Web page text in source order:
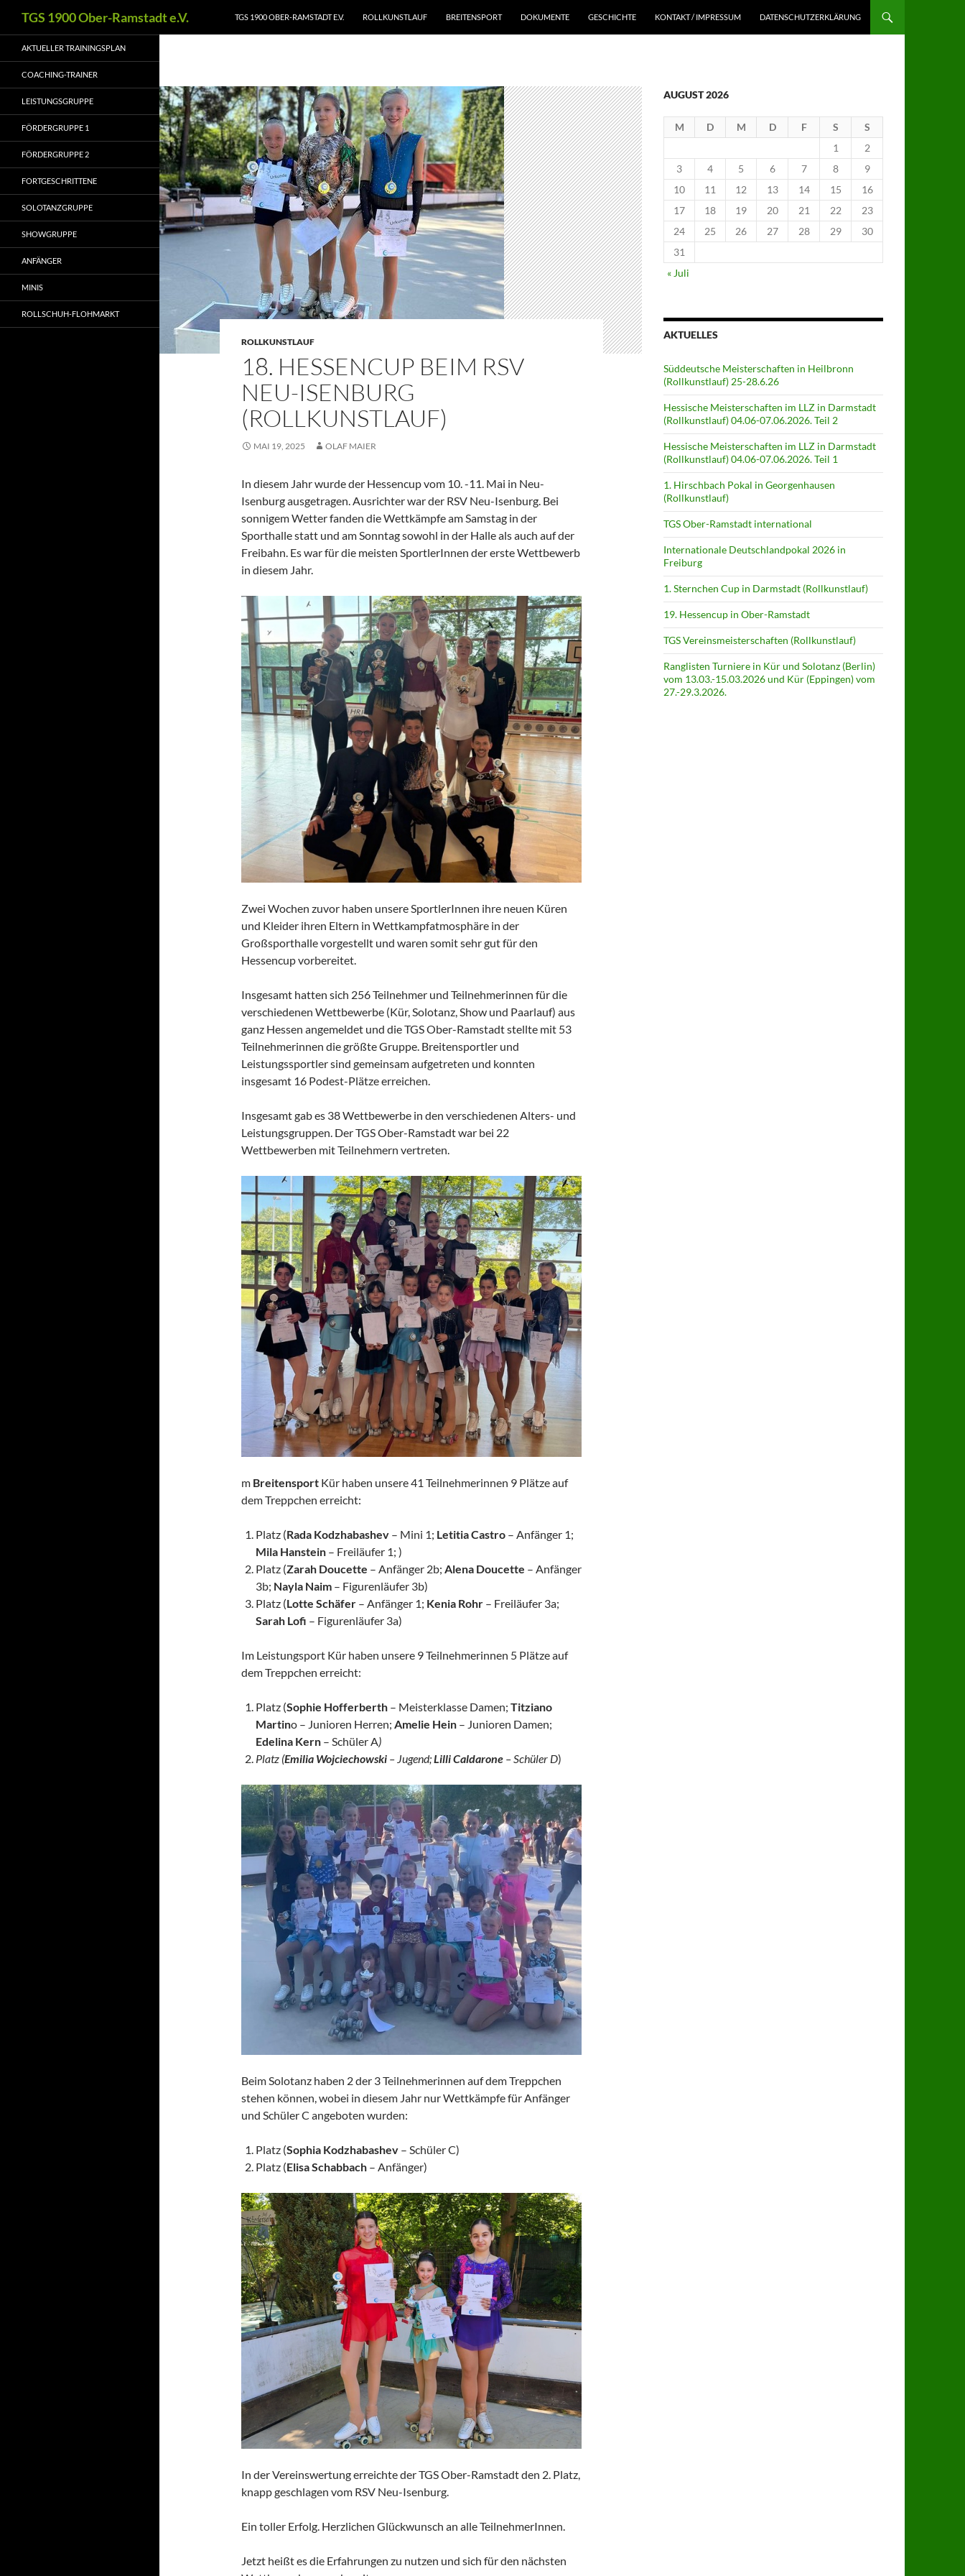
Inhalt
springen
TGS 1900 Ober-Ramstadt e.V. TGS 1900 OBER-RAMSTADT E.V. ROLLKUNSTLAUF BREITENSPORT DOKUMENTE GESCHICHTE KONTAKT / IMPRESSUM DATENSCHUTZERKLÄRUNG
ROLLKUNSTLAUF
18. HESSENCUP BEIM RSV
NEU-ISENBURG
(ROLLKUNSTLAUF)
MAI 19, 2025 OLAF MAIER
In diesem Jahr wurde der Hessencup vom 10. -11. Mai in Neu-
Isenburg ausgetragen. Ausrichter war der RSV Neu-Isenburg. Bei
sonnigem Wetter fanden die Wettkämpfe am Samstag in der
Sporthalle statt und am Sonntag sowohl in der Halle als auch auf der
Freibahn. Es war für die meisten SportlerInnen der erste Wettbewerb
in diesem Jahr.
Zwei Wochen zuvor haben unsere SportlerInnen ihre neuen Küren
und Kleider ihren Eltern in Wettkampfatmosphäre in der
Großsporthalle vorgestellt und waren somit sehr gut für den
Hessencup vorbereitet.
Insgesamt hatten sich 256 Teilnehmer und Teilnehmerinnen für die
verschiedenen Wettbewerbe (Kür, Solotanz, Show und Paarlauf) aus
ganz Hessen angemeldet und die TGS Ober-Ramstadt stellte mit 53
Teilnehmerinnen die größte Gruppe. Breitensportler und
Leistungssportler sind gemeinsam aufgetreten und konnten
insgesamt 16 Podest-Plätze erreichen.
Insgesamt gab es 38 Wettbewerbe in den verschiedenen Alters- und
Leistungsgruppen. Der TGS Ober-Ramstadt war bei 22
Wettbewerben mit Teilnehmern vertreten.
m Breitensport Kür haben unsere 41 Teilnehmerinnen 9 Plätze auf
dem Treppchen erreicht:
Platz (Rada Kodzhabashev – Mini 1; Letitia Castro – Anfänger 1;
Mila Hanstein – Freiläufer 1; )
Platz (Zarah Doucette – Anfänger 2b; Alena Doucette – Anfänger
3b; Nayla Naim – Figurenläufer 3b)
Platz (Lotte Schäfer – Anfänger 1; Kenia Rohr – Freiläufer 3a;
Sarah Lofi – Figurenläufer 3a)
Im Leistungsport Kür haben unsere 9 Teilnehmerinnen 5 Plätze auf
dem Treppchen erreicht:
Platz (Sophie Hofferberth – Meisterklasse Damen; Titziano
Martino – Junioren Herren; Amelie Hein – Junioren Damen;
Edelina Kern – Schüler A)
Platz (Emilia Wojciechowski – Jugend;Lilli Caldarone – Schüler D)
Beim Solotanz haben 2 der 3 Teilnehmerinnen auf dem Treppchen
stehen können, wobei in diesem Jahr nur Wettkämpfe für Anfänger
und Schüler C angeboten wurden:
Platz (Sophia Kodzhabashev – Schüler C)
Platz (Elisa Schabbach – Anfänger)
In der Vereinswertung erreichte der TGS Ober-Ramstadt den 2. Platz,
knapp geschlagen vom RSV Neu-Isenburg.
Ein toller Erfolg. Herzlichen Glückwunsch an alle TeilnehmerInnen.
Jetzt heißt es die Erfahrungen zu nutzen und sich für den nächsten
AUGUST 2026
M D M D F S
S
1
2
3
4 5 6 7 8
9
10
11 12 13 14 15
16
17
18 19 20 21 22
23
24
25 26 27 28 29
30
31
« Juli
AKTUELLES
Süddeutsche Meisterschaften in Heilbronn
(Rollkunstlauf) 25-28.6.26
Hessische Meisterschaften im LLZ in Darmstadt
(Rollkunstlauf) 04.06-07.06.2026. Teil 2
Hessische Meisterschaften im LLZ in Darmstadt
(Rollkunstlauf) 04.06-07.06.2026. Teil 1
1. Hirschbach Pokal in Georgenhausen
(Rollkunstlauf)
TGS Ober-Ramstadt international
Internationale Deutschlandpokal 2026 in
Freiburg
1. Sternchen Cup in Darmstadt (Rollkunstlauf)
19. Hessencup in Ober-Ramstadt
TGS Vereinsmeisterschaften (Rollkunstlauf)
Ranglisten Turniere in Kür und Solotanz (Berlin)
vom 13.03.-15.03.2026 und Kür (Eppingen) vom
27.-29.3.2026.
AKTUELLER TRAININGSPLAN
COACHING-TRAINER
LEISTUNGSGRUPPE
FÖRDERGRUPPE 1
FÖRDERGRUPPE 2
FORTGESCHRITTENE
SOLOTANZGRUPPE
SHOWGRUPPE
ANFÄNGER
MINIS
ROLLSCHUH-FLOHMARKT